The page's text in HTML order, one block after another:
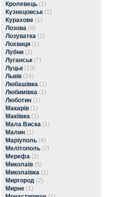
Кролевець (1)
Кузнецовськ (1)
Курахове (1)
Лозова (4)
Лозуватка (1)
Лохвиця (1)
Лубни (2)
Луганськ (7)
Луцьк (13)
Львів (24)
Любашівка (1)
Любимівка (1)
Люботин (1)
Макарів (1)
Макіївка (1)
Мала Виска (1)
Малин (1)
Маріуполь (4)
Мелітополь (2)
Мерефа (2)
Миколаїв (5)
Миколаївка (1)
Миргород (2)
Мирне (1)